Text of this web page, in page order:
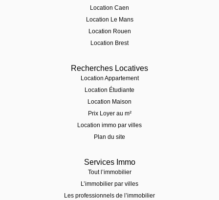
Location Caen
Location Le Mans
Location Rouen
Location Brest
Recherches Locatives
Location Appartement
Location Étudiante
Location Maison
Prix Loyer au m²
Location immo par villes
Plan du site
Services Immo
Tout l’immobilier
L’immobilier par villes
Les professionnels de l’immobilier